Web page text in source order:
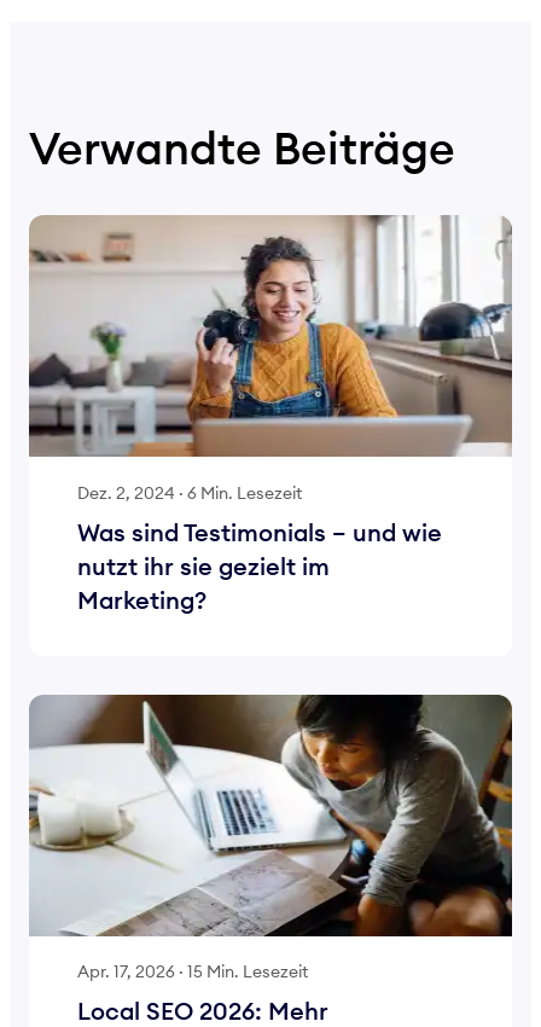
Verwandte Beiträge
Dez. 2, 2024 · 6 Min. Lesezeit
Was sind Testimonials – und wie
nutzt ihr sie gezielt im
Marketing?
Apr. 17, 2026 · 15 Min. Lesezeit
Local SEO 2026: Mehr